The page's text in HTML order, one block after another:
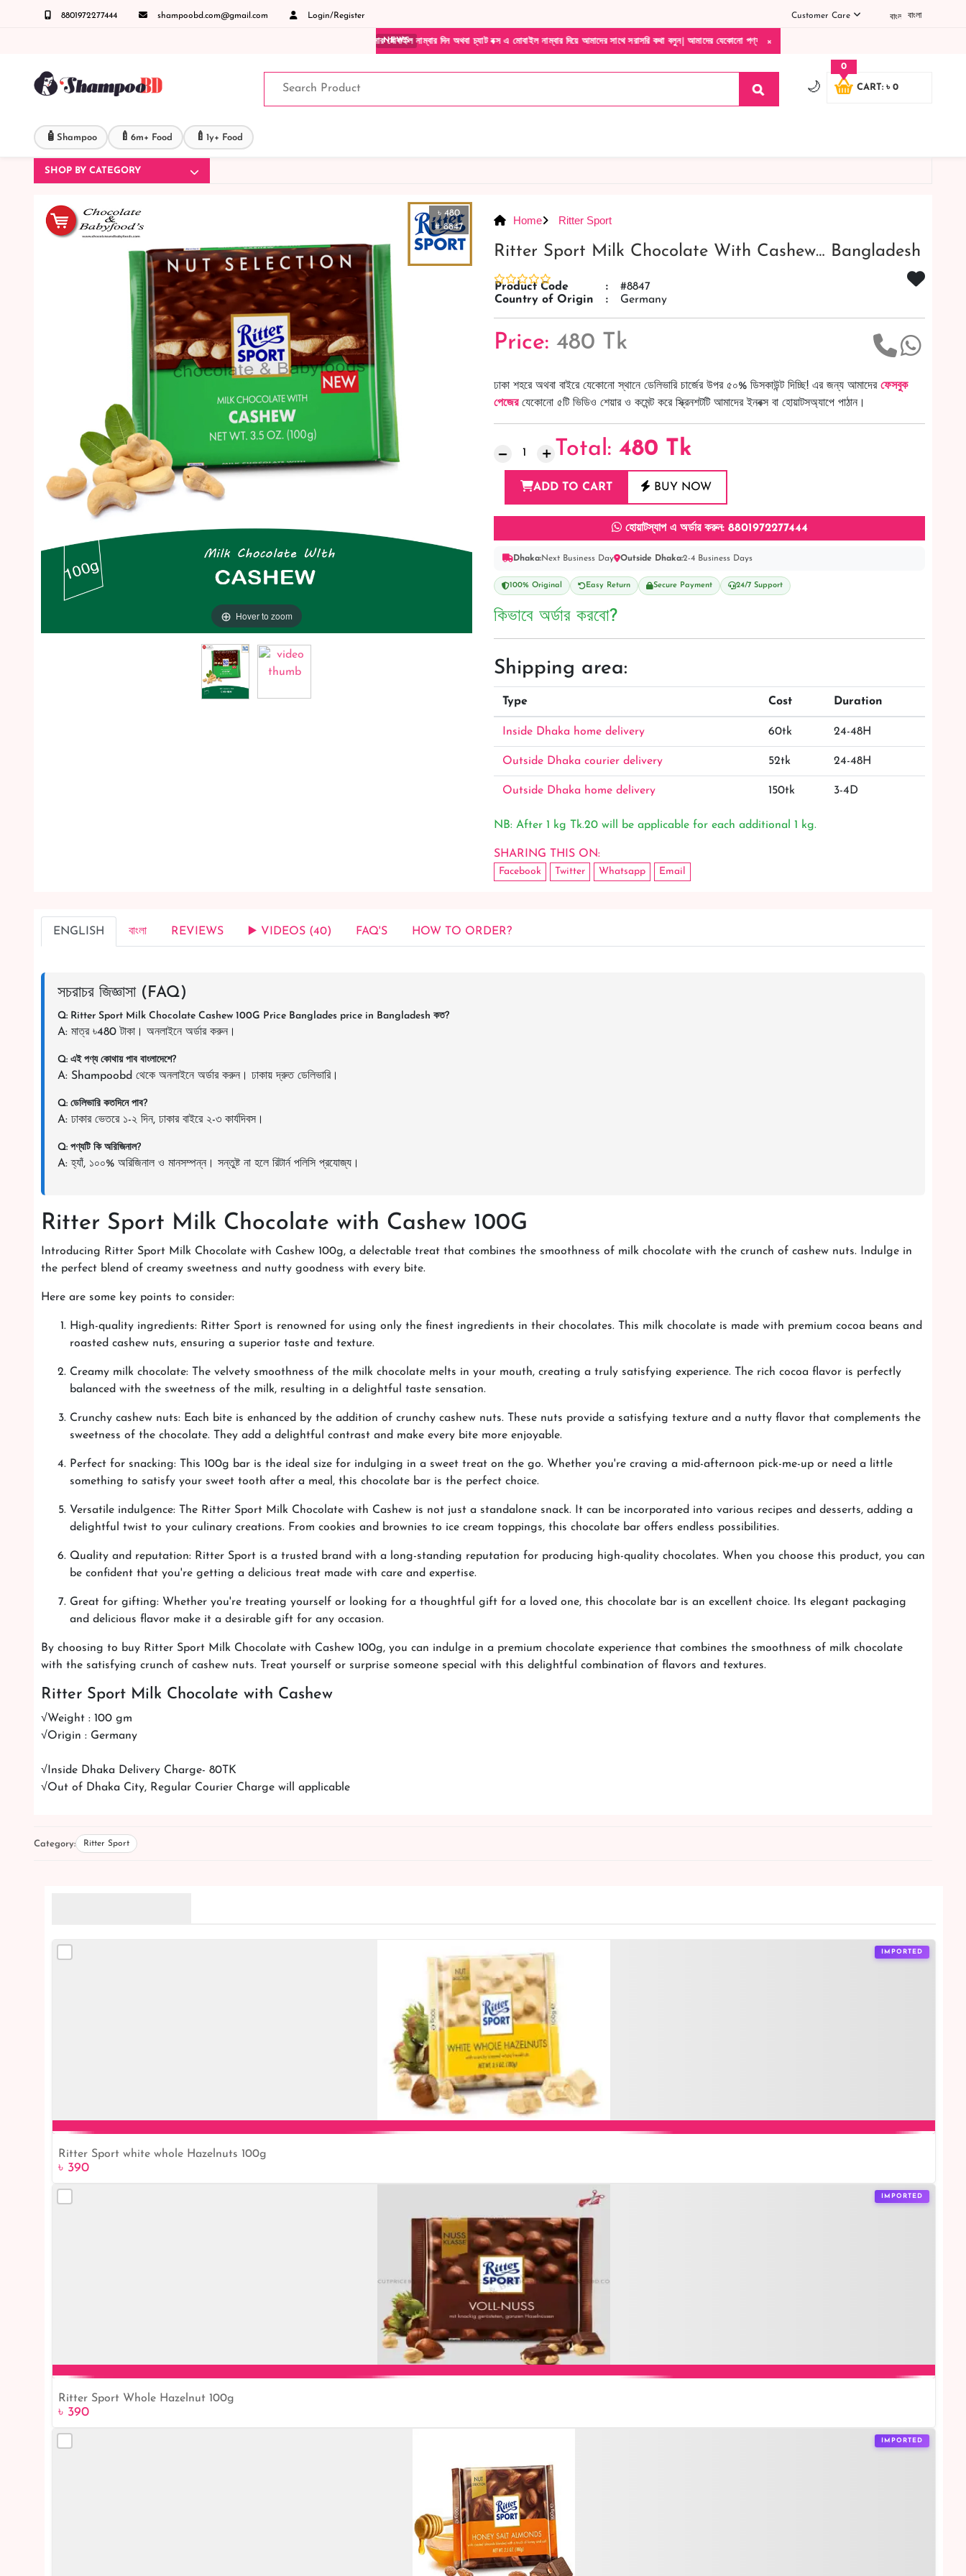
8801972277444 shampoobd.com@gmail.com Login/Register বাংলা
Customer Care
×
NEWS
কল করুনঃ ( IMO + Whatsapp ) +8801972277444 সহজে অর্ডার করতে প্রোডাক্ট পেজে আপনার মোবাইল নাম্বার দিন অথবা চ্যাট বক্স এ মোবাইল নাম্বার দিয়ে আমাদের সাথে সরাসরি কথা বলুন| আমাদের যেকোনো পণ্য হাতে নিয়ে দেখে টাকা দিবেন ডেলিভারি ম্যান চলে যাওয়ার পরে কোনরকম পণ্য
🌙 CART: ৳ 0
0
🧴 Shampoo 🍼 6m+ Food 🍼 1y+ Food
SHOP BY CATEGORY
৳ 480
# 8847
Hover to zoom
Home Ritter Sport
Ritter Sport Milk Chocolate With Cashew… Bangladesh
Product Code :
#8847
Country of Origin
: Germany
Price: 480 Tk
ঢাকা শহরে অথবা বাইরে যেকোনো স্থানে ডেলিভারি চার্জের উপর ৫০% ডিসকাউন্ট দিচ্ছি! এর জন্য আমাদের ফেসবুক
পেজেরযেকোনো ৫টি ভিডিও শেয়ার ও কমেন্ট করে স্ক্রিনশটটি আমাদের ইনবক্স বা হোয়াটসঅ্যাপে পাঠান।
Total: 480 Tk
ADD TO CART BUY NOW
হোয়াটস্যাপ এ অর্ডার করুন: 8801972277444
Dhaka:Next Business Day Outside Dhaka:2-4 Business Days
100% Original Easy Return Secure Payment 24/7 Support
কিভাবে অর্ডার করবো?
Shipping area:
Type Cost Duration
Inside Dhaka home delivery 60tk 24-48H
Outside Dhaka courier delivery 52tk 24-48H
Outside Dhaka home delivery 150tk 3-4D
NB: After 1 kg Tk.20 will be applicable for each additional 1 kg.
SHARING THIS ON:
Facebook Twitter Whatsapp Email
ENGLISH বাংলা REVIEWS ▶️ VIDEOS (40) FAQ'S HOW TO ORDER?
সচরাচর জিজ্ঞাসা (FAQ)
Q: Ritter Sport Milk Chocolate Cashew 100G Price Banglades price in Bangladesh কত?
A: মাত্র ৳480 টাকা। অনলাইনে অর্ডার করুন।
Q: এই পণ্য কোথায় পাব বাংলাদেশে?
A: Shampoobd থেকে অনলাইনে অর্ডার করুন। ঢাকায় দ্রুত ডেলিভারি।
Q: ডেলিভারি কতদিনে পাব?
A: ঢাকার ভেতরে ১-২ দিন, ঢাকার বাইরে ২-৩ কার্যদিবস।
Q: পণ্যটি কি অরিজিনাল?
A: হ্যাঁ, ১০০% অরিজিনাল ও মানসম্পন্ন। সন্তুষ্ট না হলে রিটার্ন পলিসি প্রযোজ্য।
Ritter Sport Milk Chocolate with Cashew 100G
Introducing Ritter Sport Milk Chocolate with Cashew 100g, a delectable treat that combines the smoothness of milk chocolate with the crunch of cashew nuts. Indulge in
the perfect blend of creamy sweetness and nutty goodness with every bite.
Here are some key points to consider:
High-quality ingredients: Ritter Sport is renowned for using only the finest ingredients in their chocolates. This milk chocolate is made with premium cocoa beans and
roasted cashew nuts, ensuring a superior taste and texture.
Creamy milk chocolate: The velvety smoothness of the milk chocolate melts in your mouth, creating a truly satisfying experience. The rich cocoa flavor is perfectly
balanced with the sweetness of the milk, resulting in a delightful taste sensation.
Crunchy cashew nuts: Each bite is enhanced by the addition of crunchy cashew nuts. These nuts provide a satisfying texture and a nutty flavor that complements the
sweetness of the chocolate. They add a delightful contrast and make every bite more enjoyable.
Perfect for snacking: This 100g bar is the ideal size for indulging in a sweet treat on the go. Whether you're craving a mid-afternoon pick-me-up or need a little
something to satisfy your sweet tooth after a meal, this chocolate bar is the perfect choice.
Versatile indulgence: The Ritter Sport Milk Chocolate with Cashew is not just a standalone snack. It can be incorporated into various recipes and desserts, adding a
delightful twist to your culinary creations. From cookies and brownies to ice cream toppings, this chocolate bar offers endless possibilities.
Quality and reputation: Ritter Sport is a trusted brand with a long-standing reputation for producing high-quality chocolates. When you choose this product, you can
be confident that you're getting a delicious treat made with care and expertise.
Great for gifting: Whether you're treating yourself or looking for a thoughtful gift for a loved one, this chocolate bar is an excellent choice. Its elegant packaging
and delicious flavor make it a desirable gift for any occasion.
By choosing to buy Ritter Sport Milk Chocolate with Cashew 100g, you can indulge in a premium chocolate experience that combines the smoothness of milk chocolate
with the satisfying crunch of cashew nuts. Treat yourself or surprise someone special with this delightful combination of flavors and textures.
Ritter Sport Milk Chocolate with Cashew
√Weight : 100 gm
√Origin : Germany
√Inside Dhaka Delivery Charge- 80TK
√Out of Dhaka City, Regular Courier Charge will applicable
Category: Ritter Sport
IMPORTED
Ritter Sport white whole Hazelnuts 100g
৳ 390
IMPORTED
Ritter Sport Whole Hazelnut 100g
৳ 390
IMPORTED